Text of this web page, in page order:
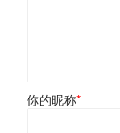
你的昵称*